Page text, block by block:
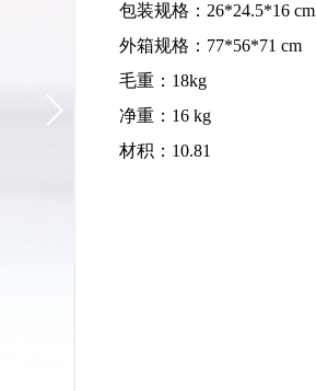
包装规格：26*24.5*16 cm
外箱规格：77*56*71 cm
毛重：18kg
净重：16 kg
材积：10.81